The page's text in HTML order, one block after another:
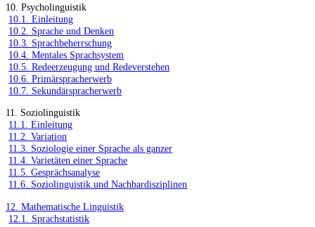
10. Psycholinguistik
10.1. Einleitung
10.2. Sprache und Denken
10.3. Sprachbeherrschung
10.4. Mentales Sprachsystem
10.5. Redeerzeugung und Redeverstehen
10.6. Primärspracherwerb
10.7. Sekundärspracherwerb
11. Soziolinguistik
11.1. Einleitung
11.2. Variation
11.3. Soziologie einer Sprache als ganzer
11.4. Varietäten einer Sprache
11.5. Gesprächsanalyse
11.6. Soziolinguistik und Nachbardisziplinen
12. Mathematische Linguistik
12.1. Sprachstatistik